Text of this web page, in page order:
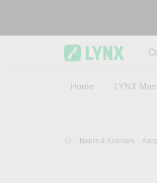
Home LYNX
Beurs & Koersen